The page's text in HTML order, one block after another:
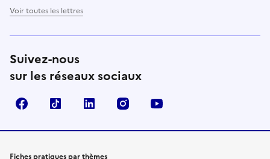
Voir toutes les lettres
Suivez-nous
sur les réseaux sociaux
FacebookTikTok LinkedIn Instagram
Fiches pratiques par thèmes